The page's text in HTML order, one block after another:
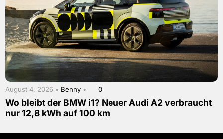
August 4, 2026 • Benny • 0
Wo bleibt der BMW i1? Neuer Audi A2 verbraucht
nur 12,8 kWh auf 100 km